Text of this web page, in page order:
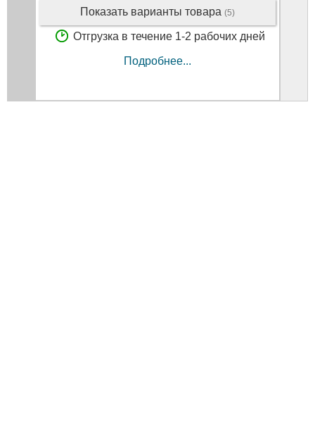
Показать варианты товара (5)
Отгрузка в течение 1-2 рабочих дней
Подробнее...